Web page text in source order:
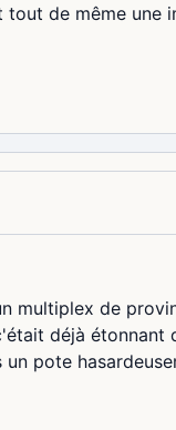
de même une
multiplex de
déjà étonnant
pote